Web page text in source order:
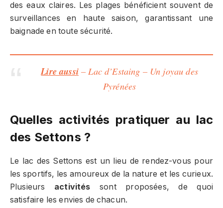
des eaux claires. Les plages bénéficient souvent de
surveillances en haute saison, garantissant une
baignade en toute sécurité.
Lire aussi – Lac d’Estaing – Un joyau des
Pyrénées
Quelles activités pratiquer au lac
des Settons ?
Le lac des Settons est un lieu de rendez-vous pour
les sportifs, les amoureux de la nature et les curieux.
Plusieurs activités sont proposées, de quoi
satisfaire les envies de chacun.